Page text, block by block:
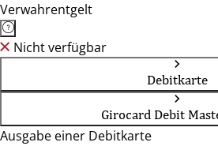
Verwahrentgelt
Nicht verfügbar
Debitkarte
Girocard Debit
Ausgabe einer Debitkarte